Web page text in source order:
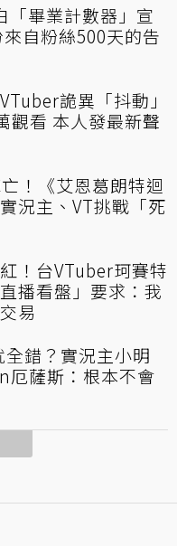
「畢業計數器」宣
自粉絲500天的告
詭異「抖動」
觀看 本人發最新聲
！《艾恩葛朗特迴
況主、VT挑戰「死
！台VTuber珂賽特
播看盤」要求：我
易
全錯？實況主小明
厄薩斯：根本不會